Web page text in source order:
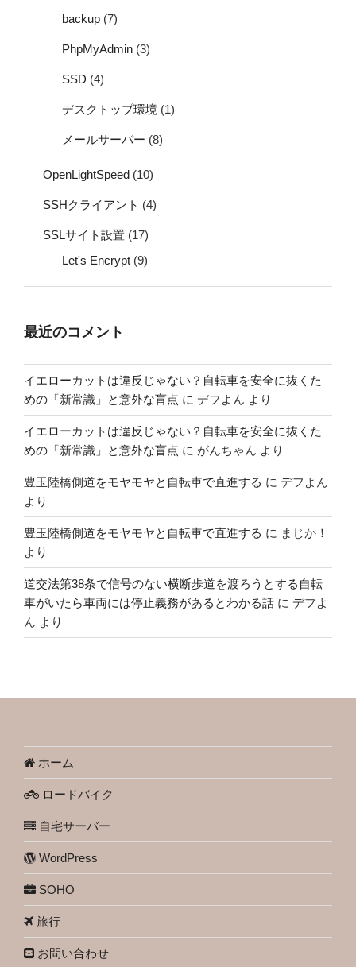
backup (7)
PhpMyAdmin (3)
SSD (4)
デスクトップ環境 (1)
メールサーバー (8)
OpenLightSpeed (10)
SSHクライアント (4)
SSLサイト設置 (17)
Let's Encrypt (9)
最近のコメント
イエローカットは違反じゃない？自転車を安全に抜くた
めの「新常識」と意外な盲点 に デフよん より
イエローカットは違反じゃない？自転車を安全に抜くた
めの「新常識」と意外な盲点 に がんちゃん より
豊玉陸橋側道をモヤモヤと自転車で直進する に デフよん
より
豊玉陸橋側道をモヤモヤと自転車で直進する に まじか！
より
道交法第38条で信号のない横断歩道を渡ろうとする自転
車がいたら車両には停止義務があるとわかる話 に デフよ
ん より
ホーム
ロードバイク
自宅サーバー
WordPress
SOHO
旅行
お問い合わせ